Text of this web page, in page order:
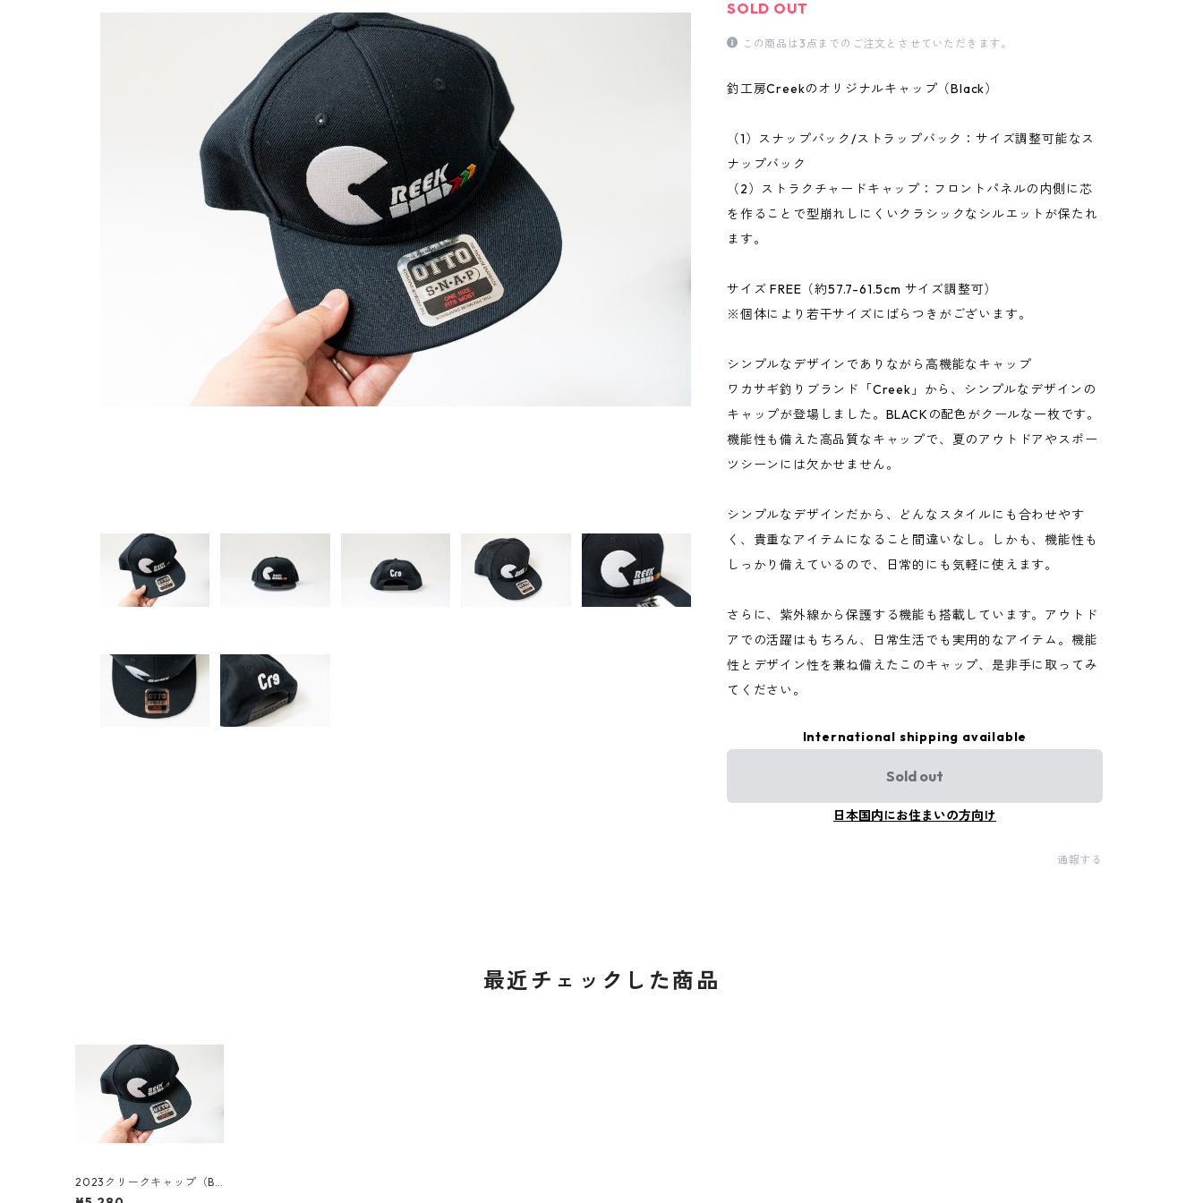
SOLD OUT
この商品は3点までのご注文とさせていただきます。
釣工房Creekのオリジナルキャップ（Black）
（1）スナップバック/ストラップバック：サイズ調整可能なス
ナップバック
（2）ストラクチャードキャップ：フロントパネルの内側に芯
を作ることで型崩れしにくいクラシックなシルエットが保たれ
ます。
サイズ FREE（約57.7-61.5cm サイズ調整可）
※個体により若干サイズにばらつきがございます。
シンプルなデザインでありながら高機能なキャップ
ワカサギ釣りブランド「Creek」から、シンプルなデザインの
キャップが登場しました。BLACKの配色がクールな一枚です。
機能性も備えた高品質なキャップで、夏のアウトドアやスポー
ツシーンには欠かせません。
シンプルなデザインだから、どんなスタイルにも合わせやす
く、貴重なアイテムになること間違いなし。しかも、機能性も
しっかり備えているので、日常的にも気軽に使えます。
さらに、紫外線から保護する機能も搭載しています。アウトド
アでの活躍はもちろん、日常生活でも実用的なアイテム。機能
性とデザイン性を兼ね備えたこのキャップ、是非手に取ってみ
てください。
International shipping available
Sold out
日本国内にお住まいの方向け
通報する
最近チェックした商品
2023クリークキャップ（BL
ACK）